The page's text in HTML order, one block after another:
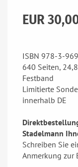
EUR
ISBN 978­-3-­
640 Seiten,
Festband
Limitierte
innerhalb DE
Stadelmann
Schreiben Sie
Anmerkung zur